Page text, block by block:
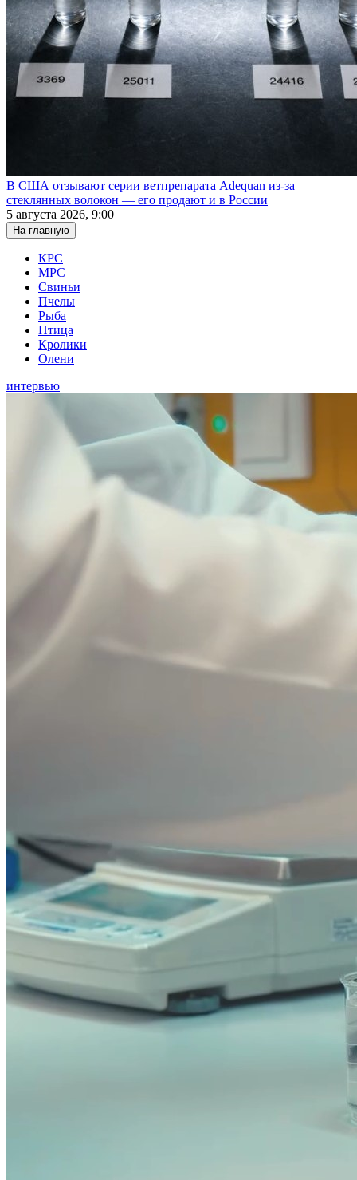
В США отзывают серии ветпрепарата Adequan из-за
стеклянных волокон — его продают и в России
5 августа 2026, 9:00
На главную
КРС
МРС
Свиньи
Пчелы
Рыба
Птица
Кролики
Олени
интервью